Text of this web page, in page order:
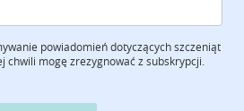
powiadomień dotyczących szczeniąt
chwili mogę zrezygnować z subskrypcji.